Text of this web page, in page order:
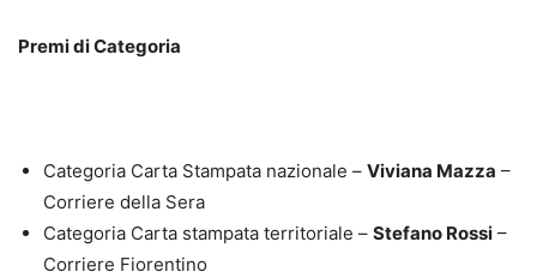
Premi di Categoria
Categoria Carta Stampata nazionale – Viviana Mazza –
Corriere della Sera
Categoria Carta stampata territoriale – Stefano Rossi –
Corriere Fiorentino